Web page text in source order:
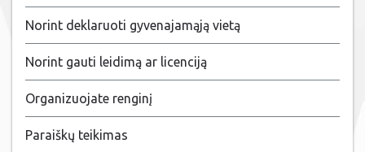
Norint deklaruoti gyvenajamąją vietą
Norint gauti leidimą ar licenciją
Organizuojate renginį
Paraiškų teikimas